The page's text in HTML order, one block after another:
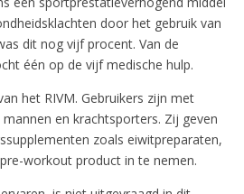
door het gebruik van
dit nog vijf procent. Van de
één op de vijf medische hulp.
het RIVM. Gebruikers zijn met
en krachtsporters. Zij geven
zoals eiwitpreparaten,
workout product in te nemen.